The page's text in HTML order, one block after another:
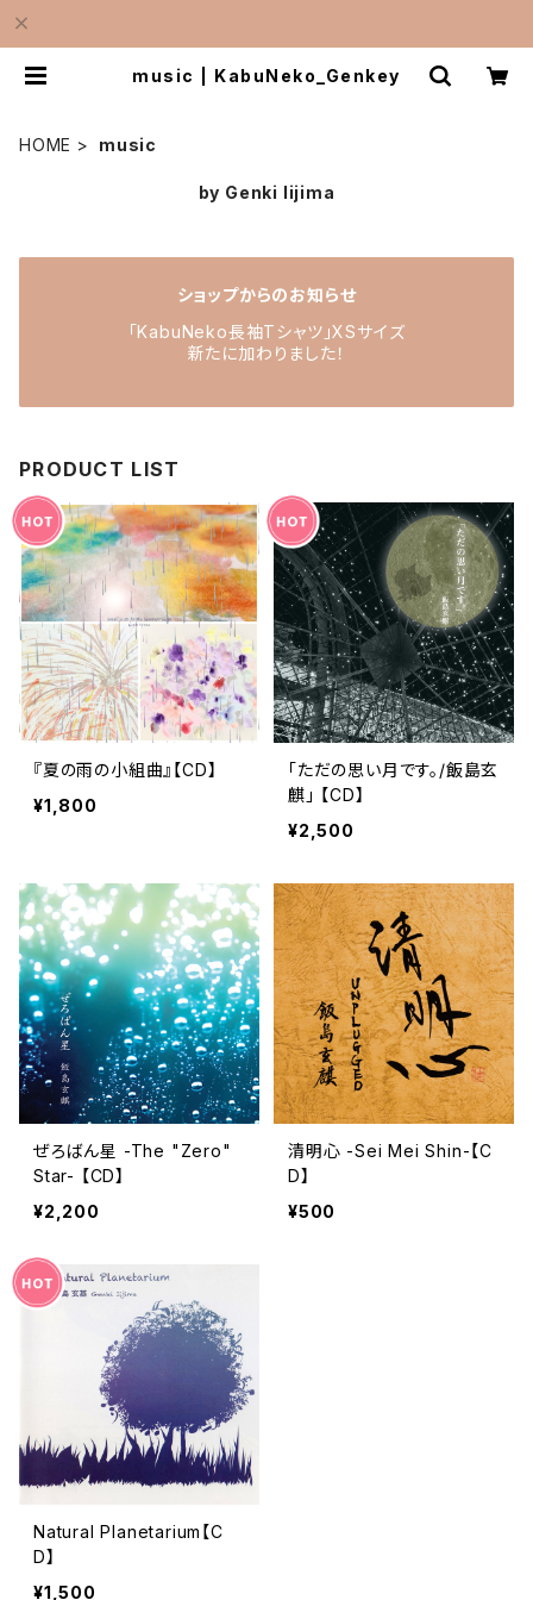
music | KabuNeko_Genkey
HOME music
by Genki Iijima
ショップからのお知らせ
「KabuNeko長袖Tシャツ」XSサイズ
新たに加わりました！
PRODUCT LIST
『夏の雨の小組曲』【CD】
¥1,800
「ただの思い月です。/飯島玄
麒」 【CD】
¥2,500
ぜろばん星 -The "Zero"
Star- 【CD】
¥2,200
清明心 -Sei Mei Shin-【C
D】
¥500
Natural Planetarium【C
D】
¥1,500